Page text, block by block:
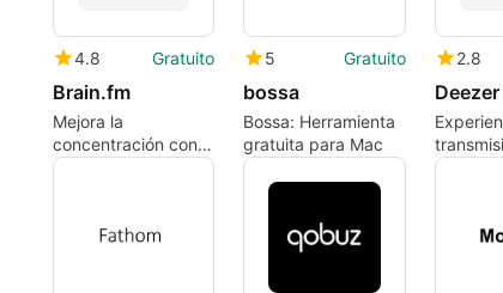
4.8 Gratuito
Brain.fm
Mejora la
concentración con
Brain.fm para Mac
5 Gratuito
bossa
Bossa: Herramienta
gratuita para Mac
2.8
Deezer
música